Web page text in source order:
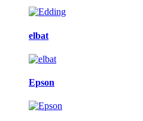
elbat
Epson